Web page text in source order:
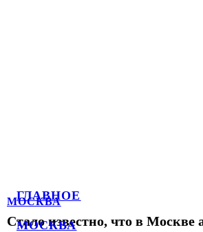
ГЛАВНОЕ
МОСКВА
МОСКВА
Стало известно, что в Москве